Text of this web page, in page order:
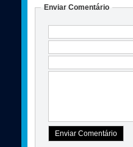
Enviar Comentário